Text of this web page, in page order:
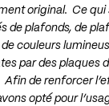
original. Ce qui
de plafonds, de
couleurs
par des plaques
de renforcer
opté pour